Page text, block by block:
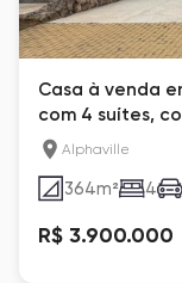
Casa à venda
com 4 suítes,
Alphaville
364m² 4
R$ 3.900.000